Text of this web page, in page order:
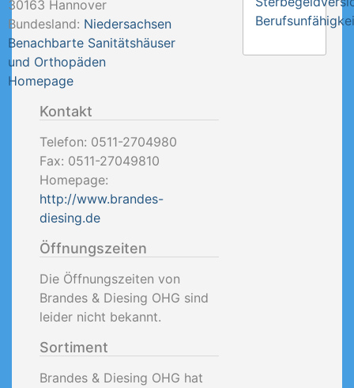
30163 Hannover
Bundesland: Niedersachsen
Benachbarte Sanitätshäuser
und Orthopäden
Homepage
Kontakt
Telefon: 0511-2704980
Fax: 0511-27049810
Homepage:
http://www.brandes-
diesing.de
Öffnungszeiten
Die Öffnungszeiten von
Brandes & Diesing OHG sind
leider nicht bekannt.
Sortiment
Brandes & Diesing OHG hat